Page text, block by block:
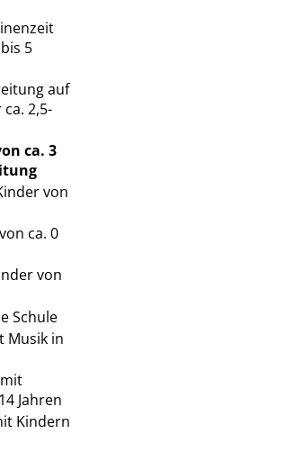
5
auf
2,5-
ca. 3
von
ca. 0
von
Schule
Musik in
Jahren
Kindern